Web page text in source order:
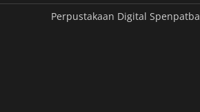
Perpustakaan Digital Spenpatba